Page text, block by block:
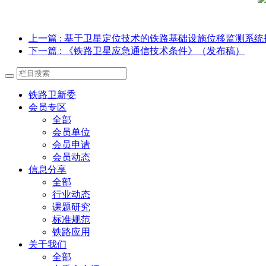
上一篇 : 基于卫星定位技术的铁路基础设施位移监测系
下一篇 : 《铁路卫星应急通信技术条件》（发布稿）
铁路卫新委
会员专区
全部
会员单位
会员申请
会员动态
信息分享
全部
行业动态
课题研究
标准规范
铁路应用
关于我们
全部